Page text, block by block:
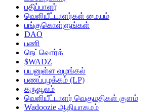
பதிப்பாளர்
வெளியீட்டாளர்கள் மையம்
பங்குகொள்ளுங்கள்
DAO
பணி
நெட்வொர்க்
$WADZ
பயனுள்ள வழங்கல்
பணப்புழக்கம் (LP)
கருவூலம்
வெளியீட்டாளர் வெகுமதிகள் குளம்
Wadoozie ஆதியாகமம்